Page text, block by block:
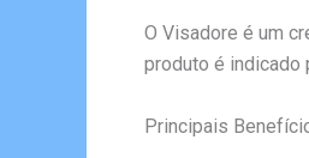
O Visadore é um
produto é indicado
Principais